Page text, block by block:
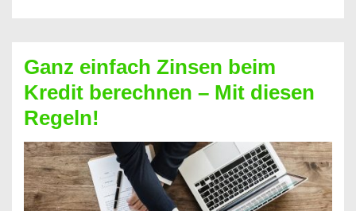
bekommen?
So
ist
es
möglich!
Ganz einfach Zinsen beim
Kredit berechnen – Mit diesen
Regeln!